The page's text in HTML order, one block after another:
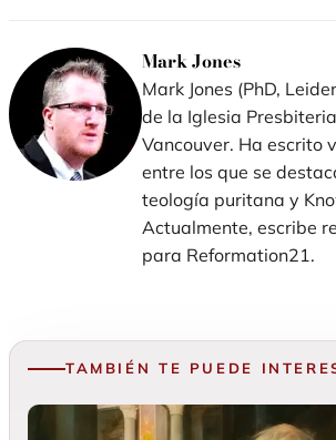
Mark Jones
Mark Jones (PhD,
de la Iglesia
Vancouver. Ha escrito
entre los que se
teología puritana y
Actualmente, escribe
para Reformation21.
TAMBIÉN TE PUEDE